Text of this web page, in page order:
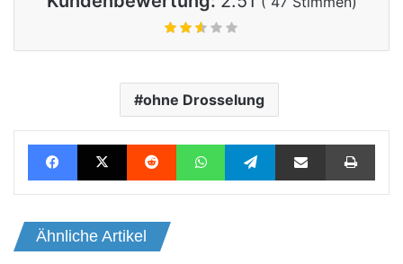
ohne Drosselung
Facebook X Reddit WhatsApp Telegram Teile per E-Mail
Ähnliche Artikel